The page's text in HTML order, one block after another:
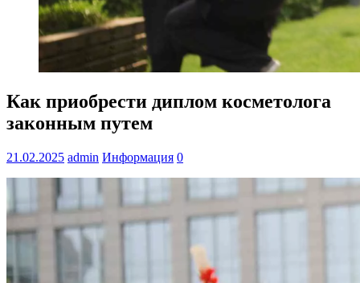
Как приобрести диплом косметолога
законным путем
21.02.2025 admin Информация 0